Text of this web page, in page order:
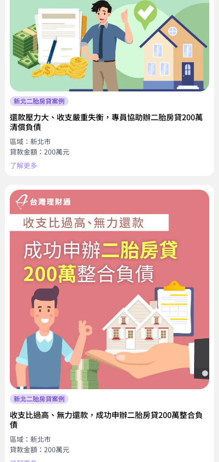
新北二胎房貸案例
還款壓力大、收支嚴重失衡，專員協助辦二胎房貸200萬
清償負債
區域：新北市
貸款金額：200萬元
了解更多
新北二胎房貸案例
收支比過高、無力還款，成功申辦二胎房貸200萬整合負
債
區域：新北市
貸款金額：200萬元